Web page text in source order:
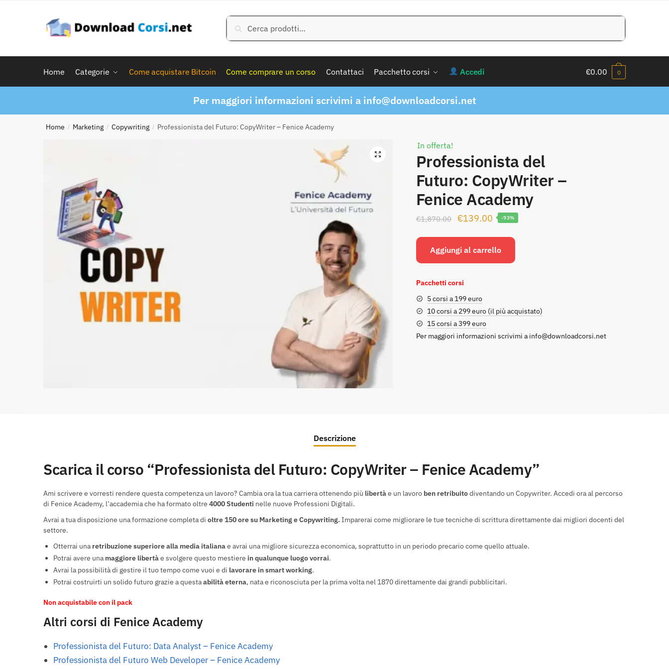
Cerca:
Cerca
Home Categorie Come acquistare Bitcoin Come comprare un corso Contattaci Pacchetto corsi Accedi €0.00 0
Per maggiori informazioni scrivimi a info@downloadcorsi.net
Home / Marketing / Copywriting / Professionista del Futuro: CopyWriter – Fenice Academy
In offerta!
Professionista del
Futuro: CopyWriter –
Fenice Academy
€1,870.00
Il
originale
era:
€139.00Il
attuale
è:
-93%
Aggiungi al carrello
Pacchetti corsi
5 corsi a 199 euro
10 corsi a 299 euro (il più acquistato)
15 corsi a 399 euro
Per maggiori informazioni scrivimi a info@downloadcorsi.net
Descrizione
Scarica il corso “Professionista del Futuro: CopyWriter – Fenice Academy”
Ami scrivere e vorresti rendere questa competenza un lavoro? Cambia ora la tua carriera ottenendo più libertàe un lavoro ben retribuitodiventando un Copywriter. Accedi ora al percorso
di Fenice Academy, l’accademia che ha formato oltre4000 Studenti nelle nuove Professioni Digitali.
Avrai a tua disposizione una formazione completa dioltre 150 ore su Marketing e Copywriting.Imparerai come migliorare le tue tecniche di scrittura direttamente dai migliori docenti del
settore.
Otterrai una retribuzione superiore alla media italianae avrai una migliore sicurezza economica, soprattutto in un periodo precario come quello attuale.
Potrai avere una maggiore libertàe svolgere questo mestiere in qualunque luogo vorrai.
Avrai la possibilità di gestire il tuo tempo come vuoi e di lavorare in smart working.
Potrai costruirti un solido futuro grazie a questaabilità eterna, nata e riconosciuta per la prima volta nel 1870 direttamente dai grandi pubblicitari.
Non acquistabile con il pack
Altri corsi di Fenice Academy
Professionista del Futuro: Data Analyst – Fenice Academy
Professionista del Futuro Web Developer – Fenice Academy